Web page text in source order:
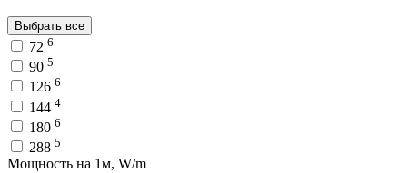
Выбрать все
72 6
90 5
126 6
144 4
180 6
288 5
Мощность на 1м, W/m